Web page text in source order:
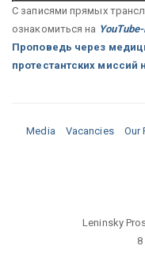
С записями прямых
ознакомиться на
Проповедь через
протестантских миссий
Media Vacancies Our
Leninsky